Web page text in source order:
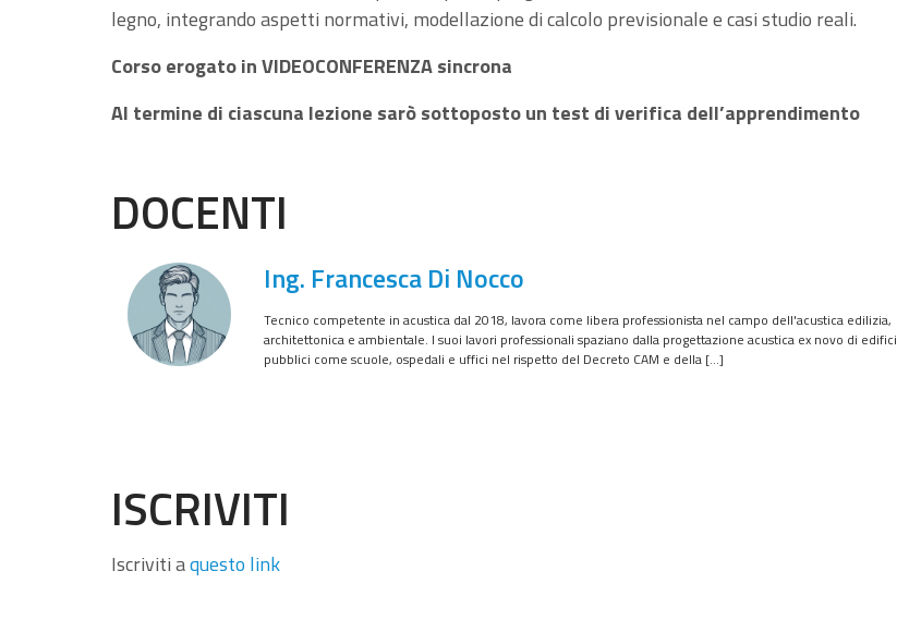
legno, integrando aspetti normativi, modellazione di calcolo previsionale e casi studio reali.
Corso erogato in VIDEOCONFERENZA sincrona
Al termine di ciascuna lezione sarò sottoposto un test di verifica dell’apprendimento
DOCENTI
Ing. Francesca Di Nocco
Tecnico competente in acustica dal 2018, lavora come libera professionista nel campo dell'acustica edilizia,
architettonica e ambientale. I suoi lavori professionali spaziano dalla progettazione acustica ex novo di edifici
pubblici come scuole, ospedali e uffici nel rispetto del Decreto CAM e della […]
ISCRIVITI
Iscriviti aquesto link